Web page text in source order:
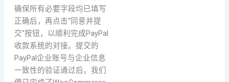
确保所有必要字段均已填写
正确后，再点击“同意并提
交”按钮，以顺利完成PayPal
收款系统的对接。提交的
PayPal企业账号与企业信息
一致性的验证通过后，我们